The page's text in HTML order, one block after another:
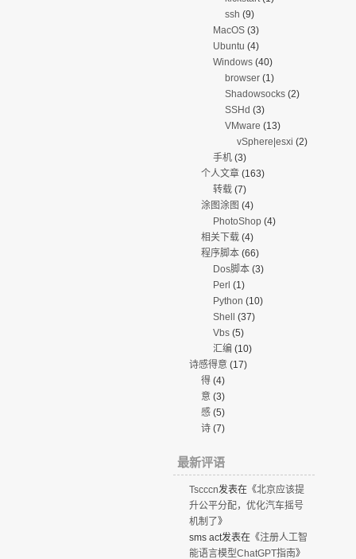
ssh (9)
MacOS(3)
Ubuntu (4)
Windows(40)
browser(1)
Shadowsocks(2)
SSHd (3)
VMware (13)
vSphere|esxi (2)
手机(3)
个人文章(163)
转载(7)
涂图涂图 (4)
PhotoShop(4)
相关下载(4)
程序脚本(66)
Dos脚本(3)
Perl (1)
Python (10)
Shell (37)
Vbs(5)
汇编 (10)
诗感得意(17)
得(4)
意(3)
感(5)
诗(7)
最新评语
Tscccn发表在《北京应该提
升公平分配，优化汽车摇号
机制了》
sms act发表在《注册人工智
能语言模型ChatGPT指南》